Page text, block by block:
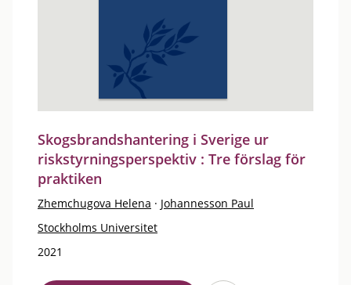
Skogsbrandshantering i Sverige ur
riskstyrningsperspektiv : Tre förslag för
praktiken
Zhemchugova Helena · Johannesson Paul
Stockholms Universitet
2021